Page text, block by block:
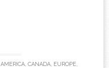
AMERICA CANADA EUROPE